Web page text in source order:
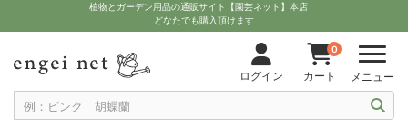
植物とガーデン用品の通販サイト【園芸ネット】本店
どなたでも購入頂けます
ログイン
0
カート メニュー